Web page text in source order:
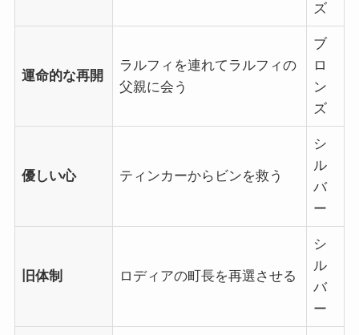
ズ
運命的な再開
ラルフィを連れてラルフィの
父親に会う
ブ
ロ
ン
ズ
優しい心 ティンカーからビンを救う
シ
ル
バ
ー
旧体制 ロディアの町長を再選させる
シ
ル
バ
ー